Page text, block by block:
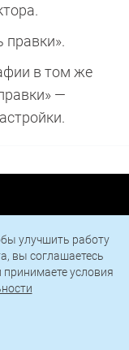
правки».
в том же
—
улучшить работу
вы соглашаетесь
принимаете условия